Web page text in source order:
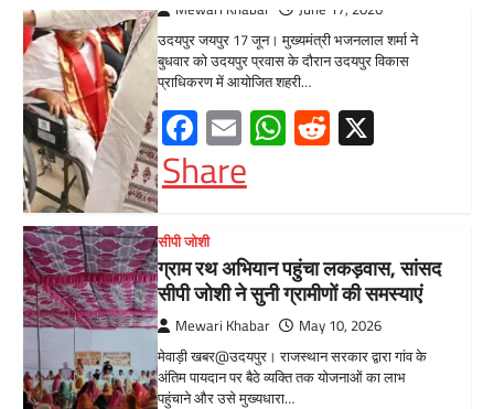
Facebook
EmailWhatsApp
Reddit
X
Share
UDAIPUR CITY NEWS
दूरसंचार सलाहकार समिति की बैठक का
हुआ आयोजन
मेवाड़ी खबर@उदयपुर।दूर संचार सलाहकार समिति की
बैठक बुधवार को भारत संचार निगम लिमिटेड बीएसएनएल
के सभागार में सांसद उदयपुर डॉ.…
Facebook
EmailWhatsApp
Reddit
X
Share